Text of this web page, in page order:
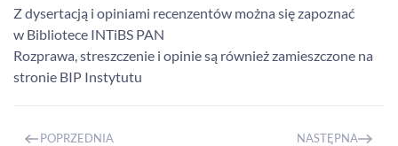
Z dysertacją i opiniami recenzentów można się zapoznać
w Bibliotece INTiBS PAN
Rozprawa, streszczenie i opinie są również zamieszczone na
stronie BIP Instytutu
POPRZEDNIA NASTĘPNA